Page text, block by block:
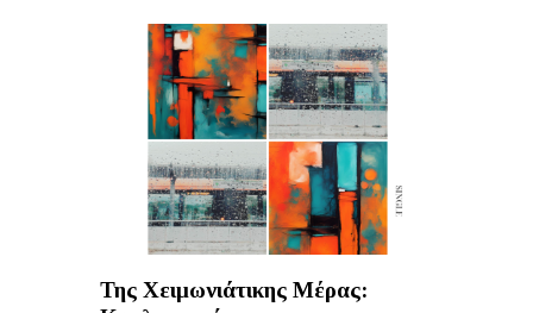
Της Χειμωνιάτικης Μέρας: